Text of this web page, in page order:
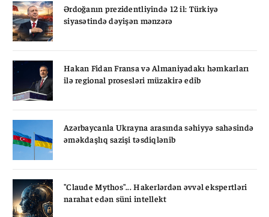
Ərdoğanın prezidentliyində 12 il: Türkiyə
siyasətində dəyişən mənzərə
Hakan Fidan Fransa və Almaniyadakı həmkarları
ilə regional prosesləri müzakirə edib
Azərbaycanla Ukrayna arasında səhiyyə sahəsində
əməkdaşlıq sazişi təsdiqlənib
"Claude Mythos"... Hakerlərdən əvvəl ekspertləri
narahat edən süni intellekt